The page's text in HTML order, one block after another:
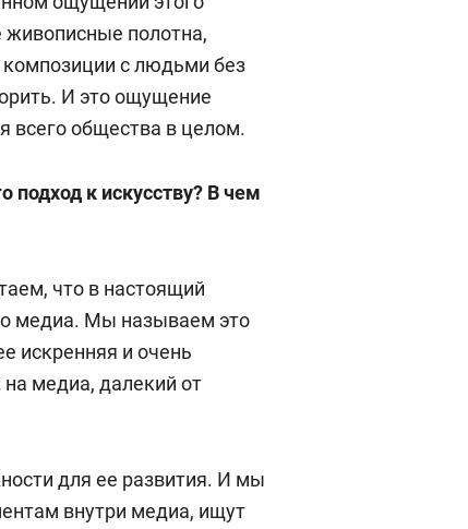
полотна,
с людьми без
И это ощущение
всего общества в целом.
подход к искусству? В чем
что в настоящий
медиа. Мы называем это
искренняя и очень
медиа, далекий от
для ее развития. И мы
внутри медиа, ищут